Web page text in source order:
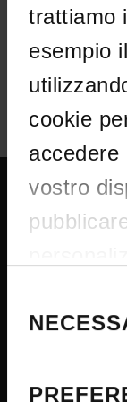
trattiamo
esempio
cookie
accedere
vostro
pubblico
utilizza i
del
IT |
Official University
Notifications